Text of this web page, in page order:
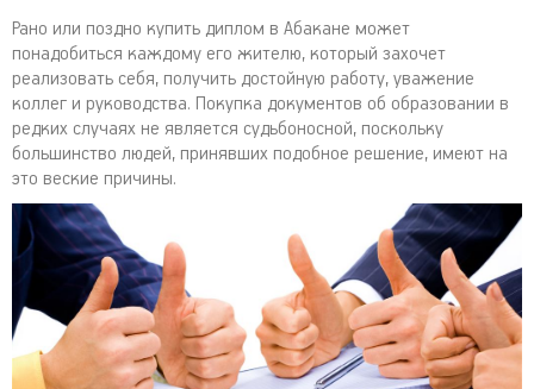
Рано или поздно купить диплом в Абакане может
понадобиться каждому его жителю, который захочет
реализовать себя, получить достойную работу, уважение
коллег и руководства. Покупка документов об образовании в
редких случаях не является судьбоносной, поскольку
большинство людей, принявших подобное решение, имеют на
это веские причины.